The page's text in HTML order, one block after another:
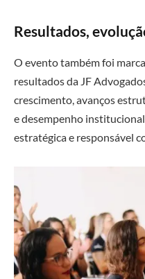
Resultados,
O evento também foi
resultados da JF
crescimento, avanços
e desempenho
estratégica e responsável